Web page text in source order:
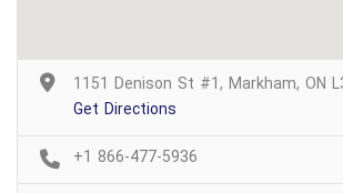
1151 Denison St #1, Markham, ON
Get Directions
+1 866-477-5936